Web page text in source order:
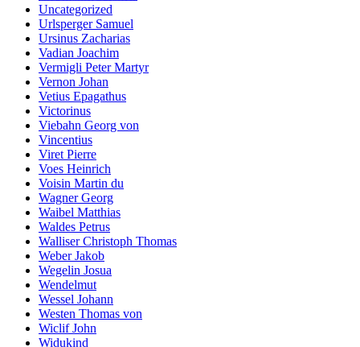
Uncategorized
Urlsperger Samuel
Ursinus Zacharias
Vadian Joachim
Vermigli Peter Martyr
Vernon Johan
Vetius Epagathus
Victorinus
Viebahn Georg von
Vincentius
Viret Pierre
Voes Heinrich
Voisin Martin du
Wagner Georg
Waibel Matthias
Waldes Petrus
Walliser Christoph Thomas
Weber Jakob
Wegelin Josua
Wendelmut
Wessel Johann
Westen Thomas von
Wiclif John
Widukind